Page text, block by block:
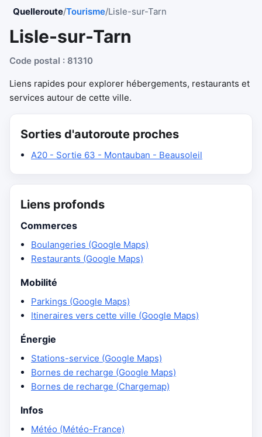
Quelleroute/Tourisme/Lisle-sur-Tarn
Lisle-sur-Tarn
Code postal : 81310
Liens rapides pour explorer hébergements, restaurants et
services autour de cette ville.
Sorties d'autoroute proches
A20 - Sortie 63 - Montauban - Beausoleil
Liens profonds
Commerces
Boulangeries (Google Maps)
Restaurants (Google Maps)
Mobilité
Parkings (Google Maps)
Itineraires vers cette ville (Google Maps)
Énergie
Stations-service (Google Maps)
Bornes de recharge (Google Maps)
Bornes de recharge (Chargemap)
Infos
Météo (Météo-France)